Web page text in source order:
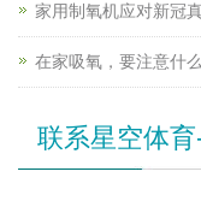
家用制氧机应对新冠
在家吸氧，要注意什
联系星空体